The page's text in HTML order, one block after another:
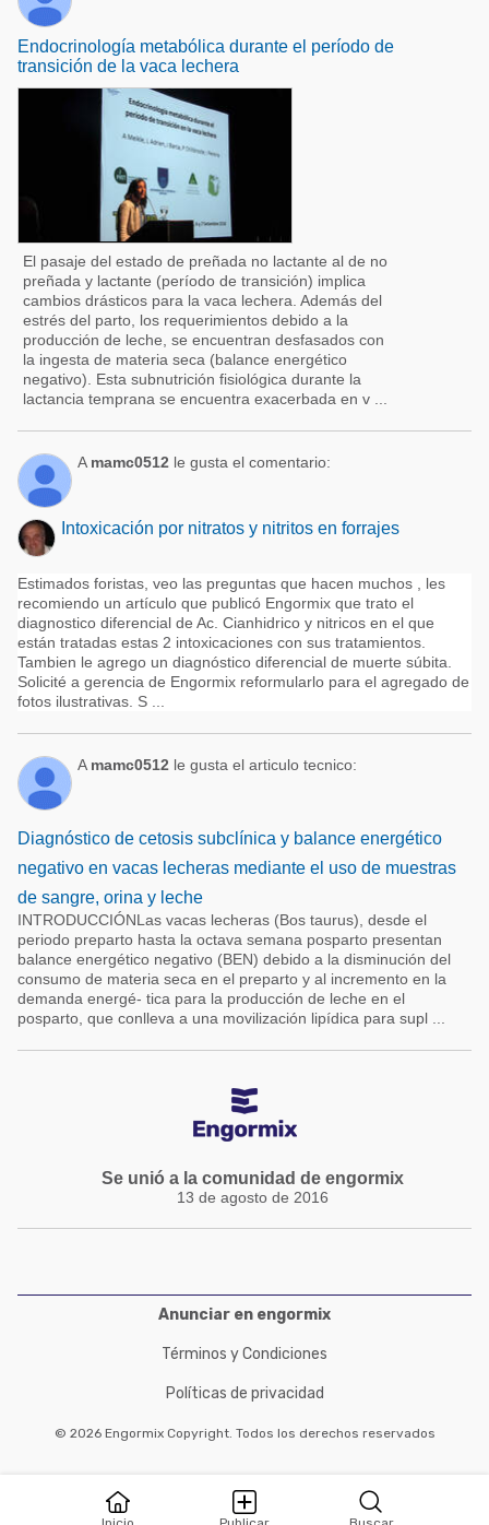
Endocrinología metabólica durante el período de
transición de la vaca lechera
El pasaje del estado de preñada no lactante al de no
preñada y lactante (período de transición) implica
cambios drásticos para la vaca lechera. Además del
estrés del parto, los requerimientos debido a la
producción de leche, se encuentran desfasados con
la ingesta de materia seca (balance energético
negativo). Esta subnutrición fisiológica durante la
lactancia temprana se encuentra exacerbada en v ...
A mamc0512 le gusta el comentario:
Intoxicación por nitratos y nitritos en forrajes
Estimados foristas, veo las preguntas que hacen muchos , les
recomiendo un artículo que publicó Engormix que trato el
diagnostico diferencial de Ac. Cianhidrico y nitricos en el que
están tratadas estas 2 intoxicaciones con sus tratamientos.
Tambien le agrego un diagnóstico diferencial de muerte súbita.
Solicité a gerencia de Engormix reformularlo para el agregado de
fotos ilustrativas. S ...
A mamc0512 le gusta el articulo tecnico:
Diagnóstico de cetosis subclínica y balance energético
negativo en vacas lecheras mediante el uso de muestras
de sangre, orina y leche
INTRODUCCIÓNLas vacas lecheras (Bos taurus), desde el
periodo preparto hasta la octava semana posparto presentan
balance energético negativo (BEN) debido a la disminución del
consumo de materia seca en el preparto y al incremento en la
demanda energé- tica para la producción de leche en el
posparto, que conlleva a una movilización lipídica para supl ...
Se unió a la comunidad de engormix
13 de agosto de 2016
Anunciar en engormix
Términos y Condiciones
Políticas de privacidad
© 2026 Engormix Copyright. Todos los derechos reservados